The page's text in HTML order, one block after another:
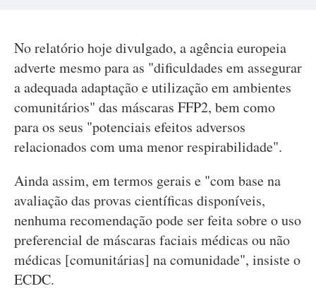
No relatório hoje divulgado, a agência europeia
adverte mesmo para as "dificuldades em assegurar
a adequada adaptação e utilização em ambientes
comunitários" das máscaras FFP2, bem como
para os seus "potenciais efeitos adversos
relacionados com uma menor respirabilidade".
Ainda assim, em termos gerais e "com base na
avaliação das provas científicas disponíveis,
nenhuma recomendação pode ser feita sobre o uso
preferencial de máscaras faciais médicas ou não
médicas [comunitárias] na comunidade", insiste o
ECDC.